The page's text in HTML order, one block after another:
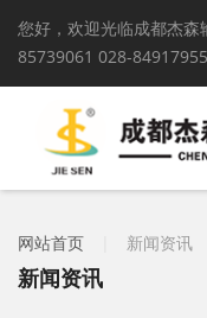
您好，欢迎光临成都杰森
85739061 028-84917955
网站首页 新闻资讯
新闻资讯